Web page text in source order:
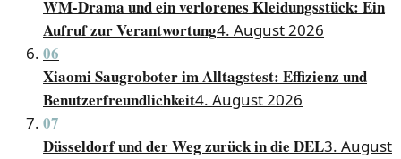
WM-Drama und ein verlorenes Kleidungsstück: Ein
Aufruf zur Verantwortung4. August 2026
06
Xiaomi Saugroboter im Alltagstest: Effizienz und
Benutzerfreundlichkeit4. August 2026
07
Düsseldorf und der Weg zurück in die DEL3. August